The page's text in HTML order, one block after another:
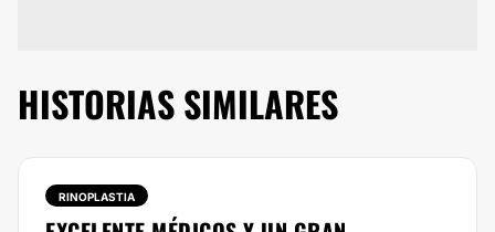
HISTORIAS SIMILARES
RINOPLASTIA